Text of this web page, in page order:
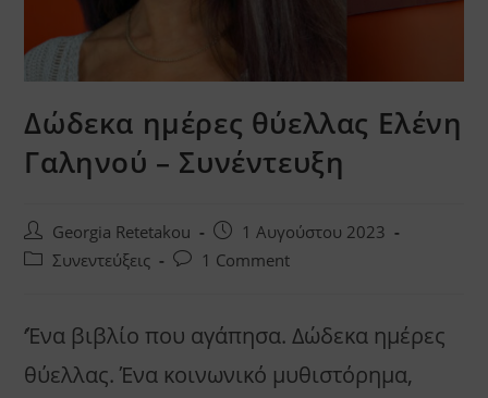
Δώδεκα ημέρες θύελλας Ελένη
Γαληνού – Συνέντευξη
Post
author:
Georgia Retetakou
Post
published:
1 Αυγούστου 2023
PostΣυνεντεύξεις
Post 1 Comment
‘Ένα βιβλίο που αγάπησα. Δώδεκα ημέρες
θύελλας. Ένα κοινωνικό μυθιστόρημα,